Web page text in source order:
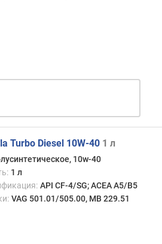
Turbo Diesel 10W-40 1 л
10w-40
1 л
API CF-4/SG; ACEA A5/B5
VAG 501.01/505.00, MB 229.51